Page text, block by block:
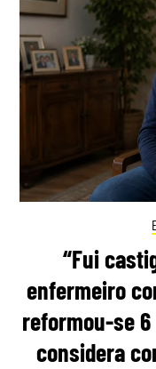
“Fui
enfermeiro
reformou-se
considera